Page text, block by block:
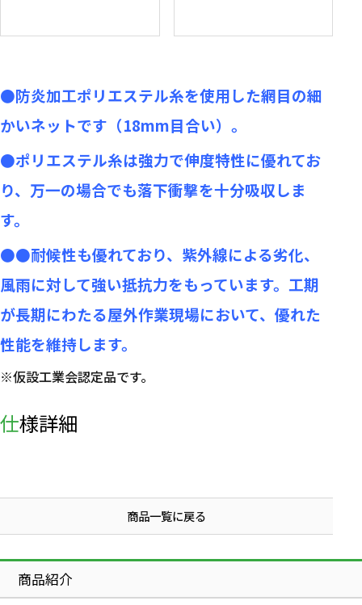
●防炎加工ポリエステル糸を使用した網目の細
かいネットです（18mm目合い）。
●ポリエステル糸は強力で伸度特性に優れてお
り、万一の場合でも落下衝撃を十分吸収しま
す。
●●耐候性も優れており、紫外線による劣化、
風雨に対して強い抵抗力をもっています。工期
が長期にわたる屋外作業現場において、優れた
性能を維持します。
※仮設工業会認定品です。
仕様詳細
商品一覧に戻る
商品紹介